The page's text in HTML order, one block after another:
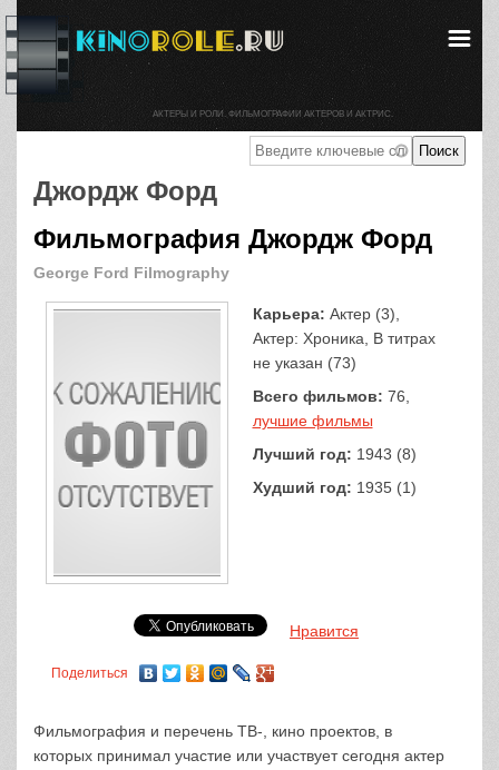
Джордж Форд
Фильмография Джордж Форд
George Ford Filmography
Карьера: Актер (3),
Актер: Хроника, В титрах
не указан (73)
Всего фильмов: 76,
лучшие фильмы
Лучший год: 1943 (8)
Худший год: 1935 (1)
Нравится
Поделиться
Фильмография и перечень ТВ-, кино проектов, в
которых принимал участие или участвует сегодня актер
АКТЕРЫ И РОЛИ. ФИЛЬМОГРАФИИ АКТЕРОВ И АКТРИС.